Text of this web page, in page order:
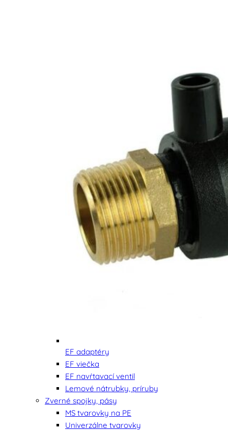
EF adaptéry
EF viečka
EF navŕtavací ventil
Lemové nátrubky, príruby
Zverné spojky, pásy
MS tvarovky na PE
Univerzálne tvarovky